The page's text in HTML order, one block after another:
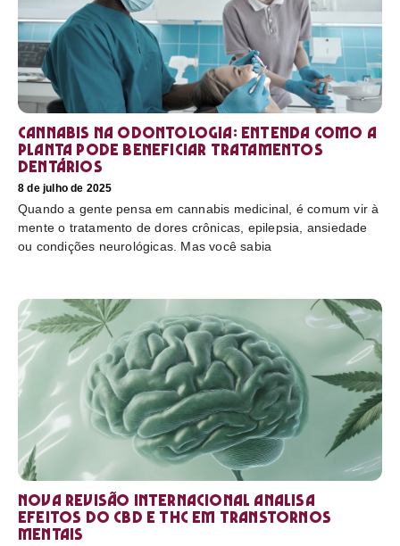
Cannabis na odontologia: entenda como a
planta pode beneficiar tratamentos
dentários
8 de julho de 2025
Quando a gente pensa em cannabis medicinal, é comum vir à
mente o tratamento de dores crônicas, epilepsia, ansiedade
ou condições neurológicas. Mas você sabia
Nova revisão internacional analisa
efeitos do CBD e THC em transtornos
mentais